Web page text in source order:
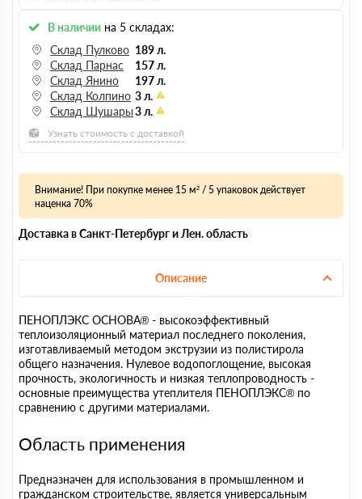
В наличии на 5 складах:
Склад Пулково 189 л.
Склад Парнас
157 л.
Склад Янино
197 л.
Склад Колпино 3 л.
Склад Шушары3 л.
Узнать стоимость с доставкой
Внимание! При покупке менее 15 м² / 5 упаковок действует
наценка 70%
Доставка в Санкт-Петербург и Лен. область
Описание
ПЕНОПЛЭКС ОСНОВА® - высокоэффективный
теплоизоляционный материал последнего поколения,
изготавливаемый методом экструзии из полистирола
общего назначения. Нулевое водопоглощение, высокая
прочность, экологичность и низкая теплопроводность -
основные преимущества утеплителя ПЕНОПЛЭКС® по
сравнению с другими материалами.
Область применения
Предназначен для использования в промышленном и
гражданском строительстве, является универсальным